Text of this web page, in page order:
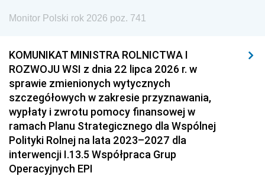
Monitor Polski rok 2026 poz. 741
KOMUNIKAT MINISTRA ROLNICTWA I
ROZWOJU WSI z dnia 22 lipca 2026 r. w
sprawie zmienionych wytycznych
szczegółowych w zakresie przyznawania,
wypłaty i zwrotu pomocy finansowej w
ramach Planu Strategicznego dla Wspólnej
Polityki Rolnej na lata 2023–2027 dla
interwencji I.13.5 Współpraca Grup
Operacyjnych EPI